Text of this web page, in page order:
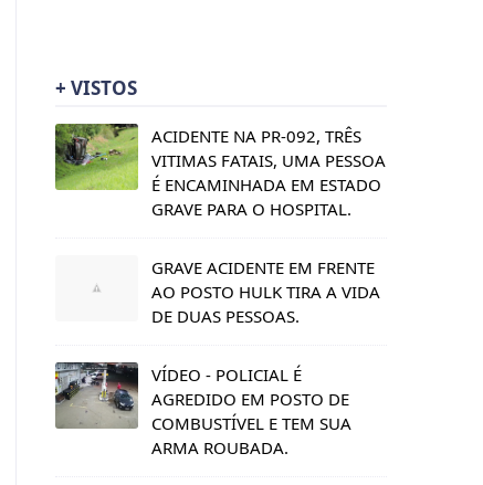
+ VISTOS
ACIDENTE NA PR-092, TRÊS
VITIMAS FATAIS, UMA PESSOA
É ENCAMINHADA EM ESTADO
GRAVE PARA O HOSPITAL.
GRAVE ACIDENTE EM FRENTE
AO POSTO HULK TIRA A VIDA
DE DUAS PESSOAS.
VÍDEO - POLICIAL É
AGREDIDO EM POSTO DE
COMBUSTÍVEL E TEM SUA
ARMA ROUBADA.